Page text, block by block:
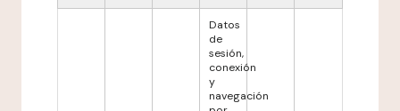
Datos
de
sesión,
conexión
y
navegación